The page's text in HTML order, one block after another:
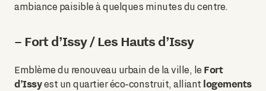
ambiance paisible à quelques minutes du centre.
– Fort d’Issy / Les Hauts d’Issy
Emblème du renouveau urbain de la ville, le Fort
d’Issyest un quartier éco-construit, alliant logements